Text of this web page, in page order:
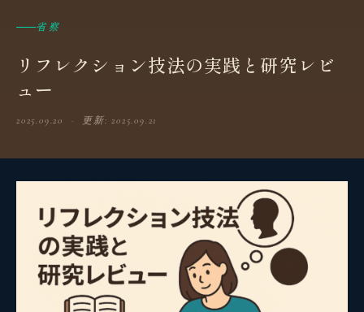
省察
リフレクション技法の実践と研究レビ
ュー
2025.09.20 · 更新: 2025.09.21